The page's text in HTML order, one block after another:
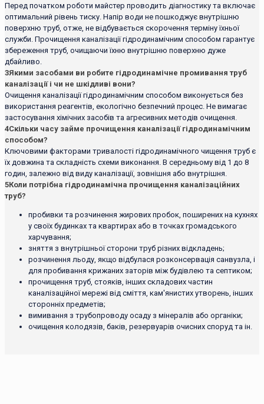
Перед початком роботи майстер проводить діагностику та включає
оптимальний рівень тиску. Напір води не пошкоджує внутрішню
поверхню труб, отже, не відбувається скорочення терміну їхньої
служби. Прочищення каналізації гідродинамічним способом гарантує
збереження труб, очищаючи їхню внутрішню поверхню дуже
дбайливо.
3Якими засобами ви робите гідродинамічне промивання труб
каналізації і чи не шкідливі вони?
Очищення каналізації гідродинамічним способом виконується без
використання реагентів, екологічно безпечний процес. Не вимагає
застосування хімічних засобів та агресивних методів очищення.
4Скільки часу займе прочищення каналізації гідродинамічним
способом?
Ключовими факторами тривалості гідродинамічного чищення труб є
їх довжина та складність схеми виконання. В середньому від 1 до 8
годин, залежно від виду каналізації, зовнішня або внутрішня.
5Коли потрібна гідродинамічна прочищення каналізаційних
труб?
пробивки та розчинення жирових пробок, поширених на кухнях
у своїх будинках та квартирах або в точках громадського
харчування;
зняття з внутрішньої сторони труб різних відкладень;
розчинення льоду, якщо відбулася розконсервація санвузла, і
для пробивання крижаних заторів між будівлею та септиком;
прочищення труб, стояків, інших складових частин
каналізаційної мережі від сміття, кам'янистих утворень, інших
сторонніх предметів;
вимивання з трубопроводу осаду з мінералів або органіки;
очищення колодязів, баків, резервуарів очисних споруд та ін.